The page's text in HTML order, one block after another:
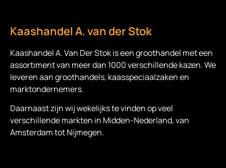
Kaashandel A. van der Stok
Kaashandel A. Van Der Stok is eengroothandel met een
assortiment van meer dan 1000 verschillende kazen. We
leveren aan groothandels, kaasspeciaalzaken en
marktondernemers.
Daarnaast zijn wij wekelijks te vinden op veel
verschillende markten in Midden-Nederland, van
Amsterdam tot Nijmegen.